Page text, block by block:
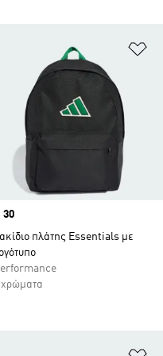
στη Λίστα Επιθυμιών
30
πλάτης Essentials με
χρώματα